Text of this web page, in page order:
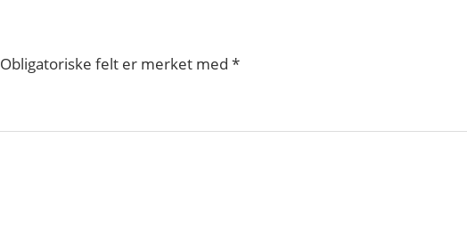
Obligatoriske felt er merket med *